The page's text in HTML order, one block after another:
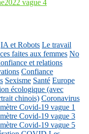
vague 4
IA et Robots Le travail
faites aux femmes No
et relations
Confiance
Sexisme Santé Europe
écologique (avec
chinois) Coronavirus
Covid-19 vague 1
Covid-19 vague 3
Covid-19 vague 5